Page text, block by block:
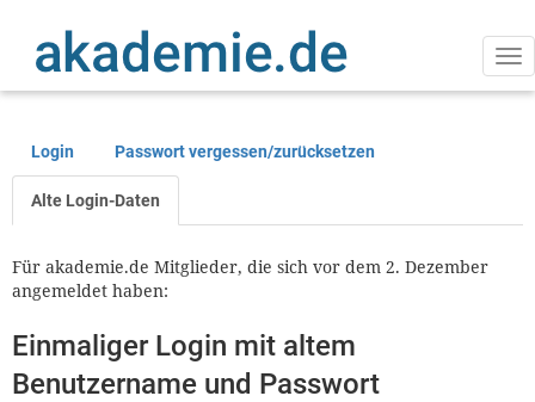
Inhalt
Primäre
Reiter
Login Passwort vergessen/zurücksetzen
Alte Login-Daten
Für akademie.de Mitglieder, die sich vor dem 2. Dezember
angemeldet haben:
Einmaliger Login mit altem
Benutzername und Passwort